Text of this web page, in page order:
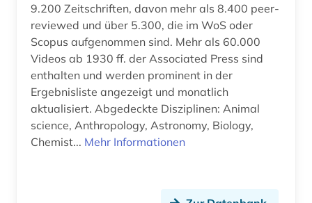
biowissenschaften (3)
boden (7)
bodenanalyse (1)
bodenfeuchte (1)
bodenkunde (10)
9.200 Zeitschriften, davon mehr als 8.400 peer-
reviewed und über 5.300, die im WoS oder
Scopus aufgenommen sind. Mehr als 60.000
Videos ab 1930 ff. der Associated Press sind
enthalten und werden prominent in der
Ergebnisliste angezeigt und monatlich
aktualisiert. Abgedeckte Disziplinen: Animal
science, Anthropology, Astronomy, Biology,
Chemist... Mehr Informationen